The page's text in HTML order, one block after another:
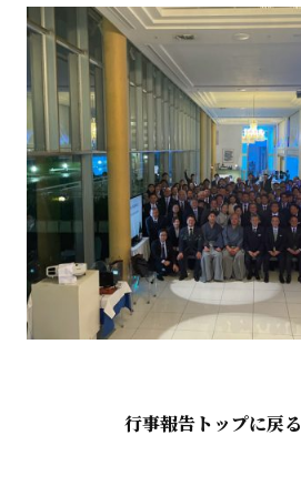
行事報告トップに戻る